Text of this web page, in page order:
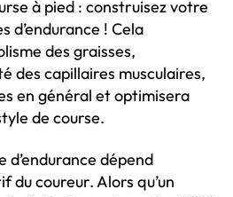
à pied : construisez votre
d’endurance ! Cela
des graisses,
des capillaires musculaires,
en général et optimisera
de course.
d’endurance dépend
du coureur. Alors qu’un